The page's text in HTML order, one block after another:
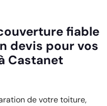
fiable
devis pour vos
Castanet
de votre toiture,